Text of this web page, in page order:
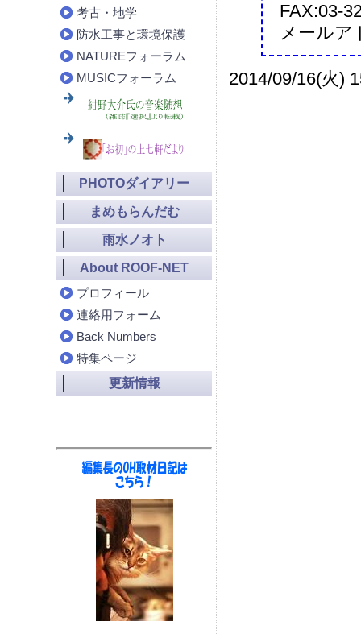
FAX:03-
メールア
2014/09/16(火)
考古・地学
防水工事と環境保護
NATUREフォーラム
MUSICフォーラム
PHOTOダイアリー
まめもらんだむ
雨水ノオト
About ROOF-NET
プロフィール
連絡用フォーム
Back Numbers
特集ページ
更新情報